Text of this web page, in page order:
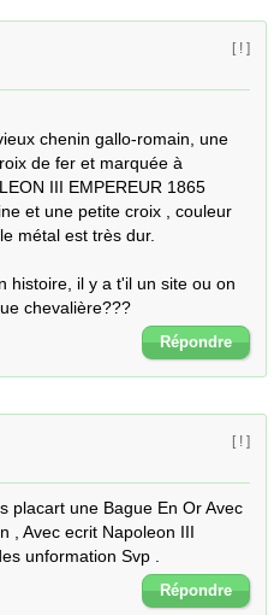
[ ! ]
chenin gallo-romain, une
de fer et marquée à
III EMPEREUR 1865
et une petite croix , couleur
métal est très dur.
histoire, il y a t'il un site ou on
chevalière???
Répondre
[ ! ]
placart une Bague En Or Avec
, Avec ecrit Napoleon III
unformation Svp .
Répondre